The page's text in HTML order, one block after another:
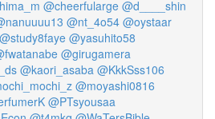
@cheerfularge @d____shin
@nt_4o54 @oystaar
@study8faye @yasuhito58
@girugamera
@kaori_asaba @KkkSss106
@moyashi0816
@PTsyousaa